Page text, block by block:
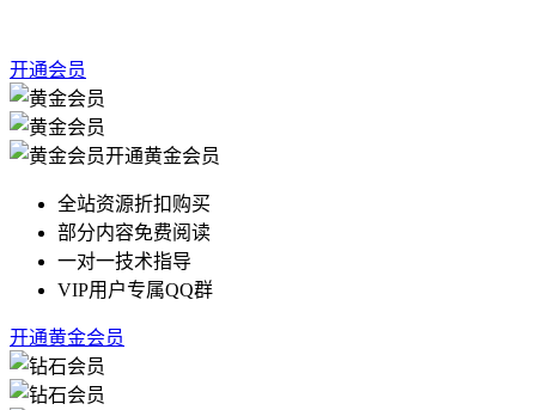
开通会员
开通黄金会员
全站资源折扣购买
部分内容免费阅读
一对一技术指导
VIP用户专属QQ群
开通黄金会员